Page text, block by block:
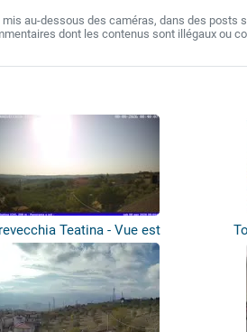
au-dessous des caméras, dans des posts
dont les contenus sont illégaux ou
Teatina - Vue est